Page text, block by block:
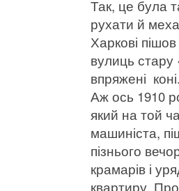
Так, це була
рухати й
Харкові
вулиць стару
впряжені коні.
Аж ось 1910
який на той
машиніста,
пізнього
крамарів і
квартиру.